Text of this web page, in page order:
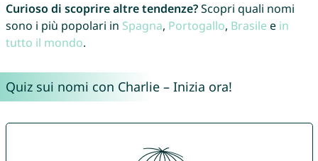
Curioso di scoprire altre tendenze?Scopri quali nomi
sono i più popolari in Spagna, Portogallo, Brasile e in
tutto il mondo.
Quiz sui nomi con Charlie – Inizia ora!